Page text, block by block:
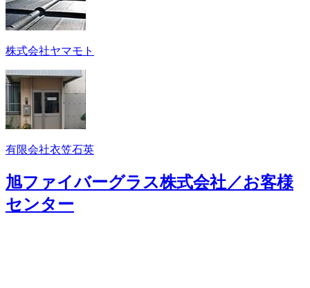
株式会社ヤマモト
有限会社衣笠石英
旭ファイバーグラス株式会社／お客様
センター